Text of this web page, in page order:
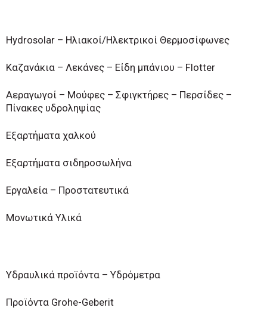
Hydrosolar – Ηλιακοί/Ηλεκτρικοί Θερμοσίφωνες
Καζανάκια – Λεκάνες – Είδη μπάνιου – Flotter
Αεραγωγοί – Μούφες – Σφιγκτήρες – Περσίδες –
Πίνακες υδροληψίας
Εξαρτήματα χαλκού
Εξαρτήματα σιδηροσωλήνα
Εργαλεία – Προστατευτικά
Μονωτικά Υλικά
Υδραυλικά προϊόντα – Υδρόμετρα
Προϊόντα Grohe-Geberit